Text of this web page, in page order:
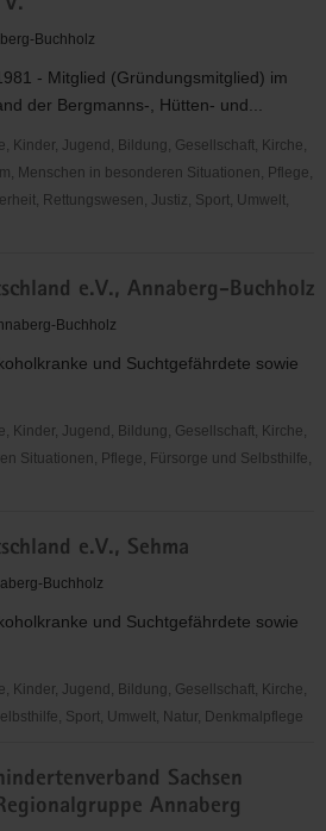
Buchholz
- Mitglied (Gründungsmitglied) im
der Bergmanns-, Hütten- und...
Kinder, Jugend, Bildung, Gesellschaft, Kirche,
Menschen in besonderen Situationen, Pflege,
Rettungswesen, Justiz, Sport, Umwelt,
e.V., Annaberg-Buchholz
Buchholz
und Suchtgefährdete sowie
Kinder, Jugend, Bildung, Gesellschaft, Kirche,
Situationen, Pflege, Fürsorge und Selbsthilfe,
e.V., Sehma
Buchholz
und Suchtgefährdete sowie
Kinder, Jugend, Bildung, Gesellschaft, Kirche,
Sport, Umwelt, Natur, Denkmalpflege
Sachsen
Annaberg